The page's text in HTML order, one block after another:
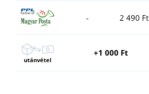
- 2 490 Ft
utánvétel
+1 000 Ft